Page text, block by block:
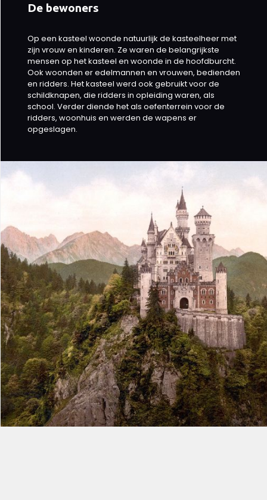
De bewoners
Op een kasteel woonde natuurlijk de kasteelheer met
zijn vrouw en kinderen. Ze waren de belangrijkste
mensen op het kasteel en woonde in de hoofdburcht.
Ook woonden er edelmannen en vrouwen, bedienden
en ridders. Het kasteel werd ook gebruikt voor de
schildknapen, die ridders in opleiding waren, als
school. Verder diende het als oefenterrein voor de
ridders, woonhuis en werden de wapens er
opgeslagen.